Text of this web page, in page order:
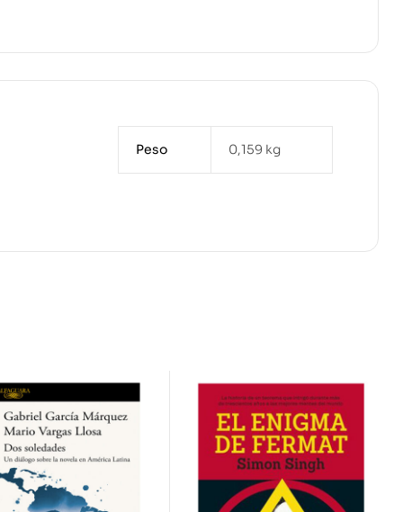
Peso 0,159 kg